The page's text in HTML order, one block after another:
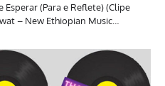
Esperar (Para e Reflete) (Clipe
– New Ethiopian Music…